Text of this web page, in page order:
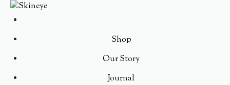
Shop
Our Story
Journal